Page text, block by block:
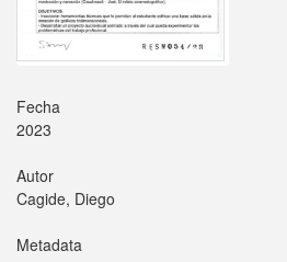
Fecha
2023
Autor
Cagide, Diego
Metadata